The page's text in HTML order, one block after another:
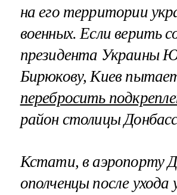
на его территории
военных. Если верить
президента Украины
Бирюкову, Киев
перебросить
район столицы
Кстати, в аэропорту
ополченцы после ухода